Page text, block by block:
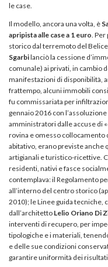
le case.
Il modello, ancora una volta, è
apripista alle case a 1 euro. Per
storico dal terremoto del
Sgarbilanciò la cessione
comunale) ai privati, in cambio
manifestazioni di disponibilità,
frattempo, alcuni immobili
fu commissariata per
gennaio 2016 con
amministratori dalle accuse di
rovina e omesso collocamento
abitativo, erano previste
artigianali e turistico-ricettive.
residenti, nativi e fasce
contemplava: il Regolamento
all’interno del centro storico
2010); le Linee guida tecniche,
dall’architetto Lelio Oriano Di
interventi di recupero, per
tipologiche e i materiali,
e delle sue condizioni
garantire uniformità dei